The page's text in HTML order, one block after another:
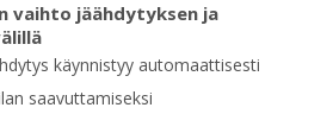
vaihto jäähdytyksen ja
käynnistyy automaattisesti
saavuttamiseksi